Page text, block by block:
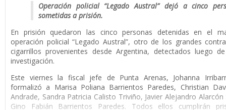
Operación policial “Legado Austral” dejó a cinco
sometidas a prisión.
En prisión quedaron las cinco personas detenidas en el
operación policial “Legado Austral”, otro de los grandes
cigarrillos provenientes desde Argentina, detectados luego
investigación.
Este viernes la fiscal jefe de Punta Arenas, Johanna
formalizó a Marisa Poliana Barrientos Paredes, Christian
Andrade, Sandra Patricia Calisto Triviño, Javier Alejandro Alarcón
Gino Fabián Barrientos Paredes. Todos ellos cumplirán